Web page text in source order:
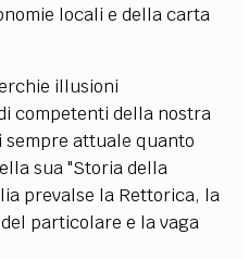
locali e della carta
illusioni
competenti della nostra
sempre attuale quanto
sua "Storia della
prevalse la Rettorica, la
particolare e la vaga